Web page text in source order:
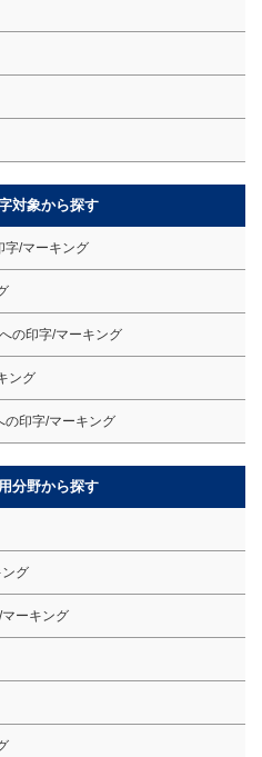
対象から探す
字/マーキング
の印字/マーキング
ング
の印字/マーキング
分野から探す
グ
ーキング